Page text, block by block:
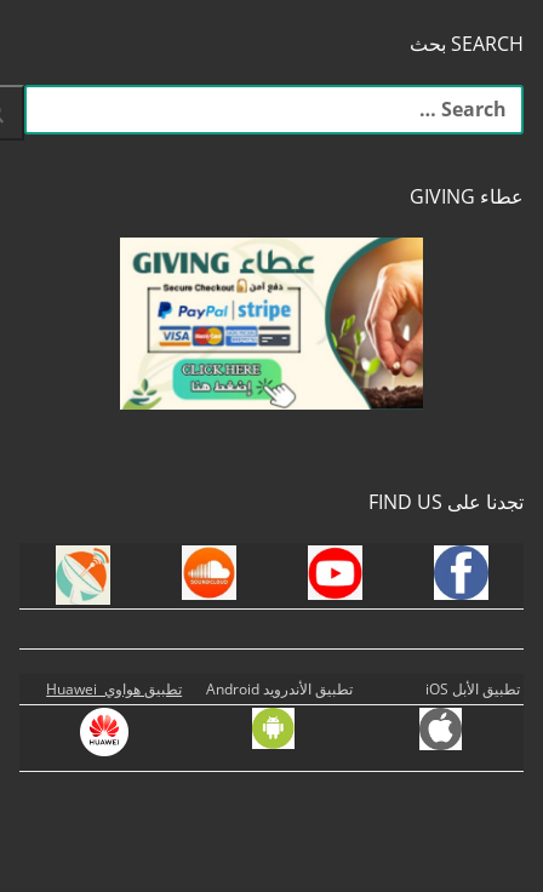
SEARCH بحث
البحث
عن:
عطاء GIVING
تجدنا على FIND US
تطبيق الأبل iOS تطبيق الأندرويد Android تطبيق هواوي Huawei